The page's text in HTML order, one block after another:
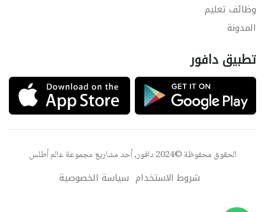
وظائف تعليم
المدونة
تطبيق دافور
الحقوق محفوظة ©2024 دافور, أحد مشاريع مجموعة عالم أطلس
شروط الاستخدام سياسة الخصوصية